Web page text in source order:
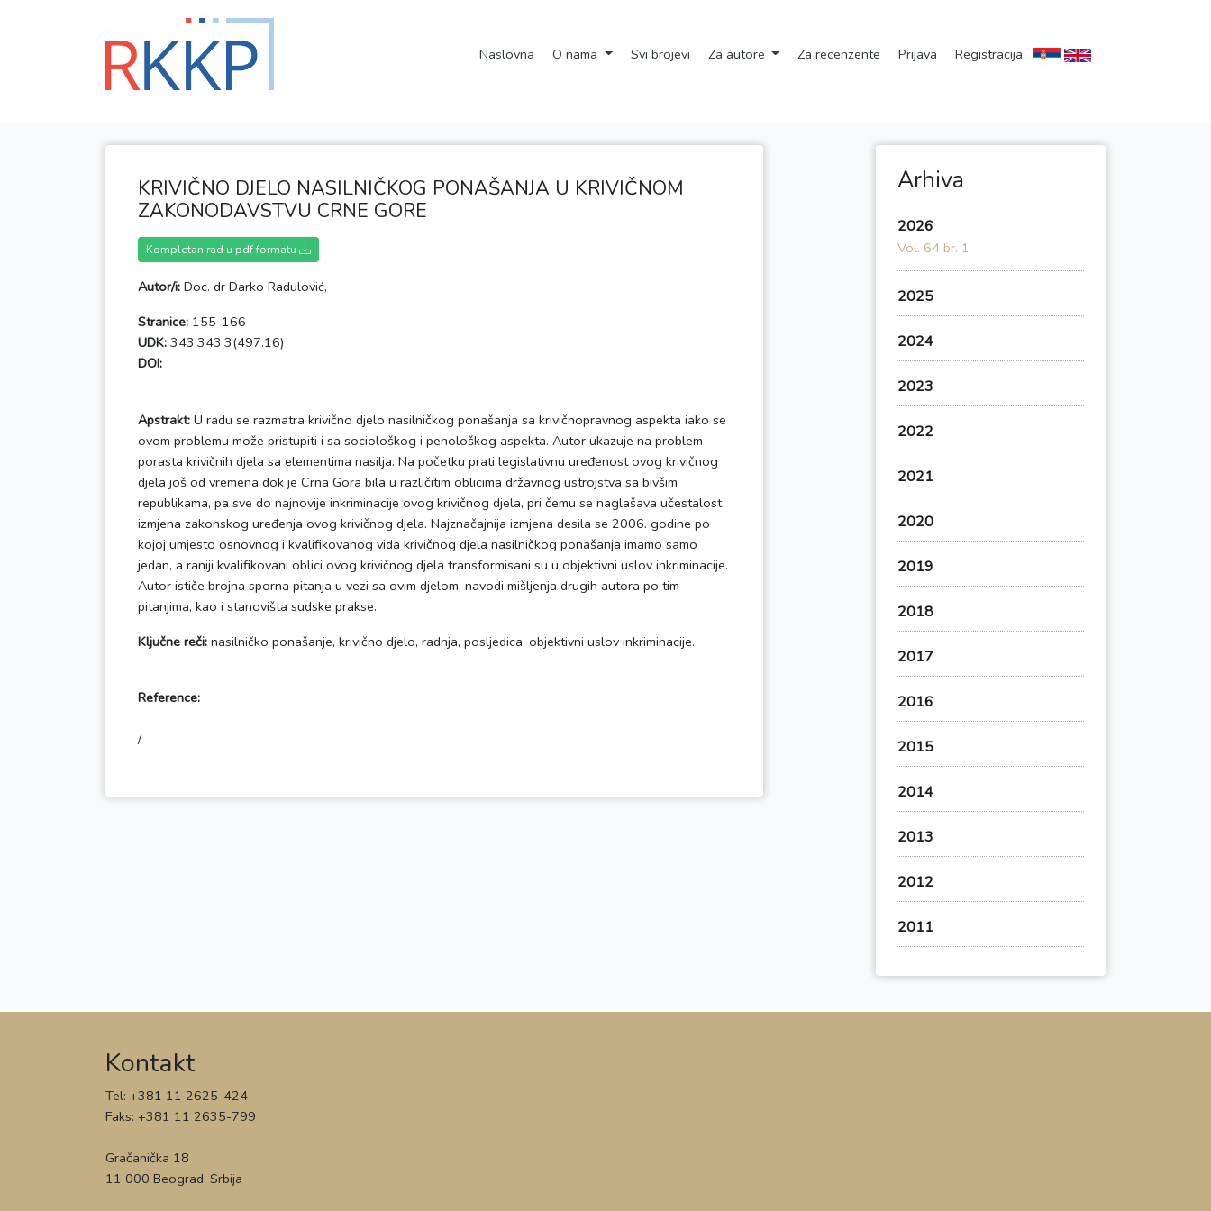
Naslovna O nama Svi brojevi Za autore Za recenzente Prijava Registracija
KRIVIČNO DJELO NASILNIČKOG PONAŠANJA U KRIVIČNOM
ZAKONODAVSTVU CRNE GORE
Kompletan rad u pdf formatu
Autor/i: Doc. dr Darko Radulović,
Stranice: 155-166
UDK: 343.343.3(497.16)
DOI:
Apstrakt: U radu se razmatra krivično djelo nasilničkog ponašanja sa krivičnopravnog aspekta iako se
ovom problemu može pristupiti i sa sociološkog i penološkog aspekta. Autor ukazuje na problem
porasta krivičnih djela sa elementima nasilja. Na početku prati legislativnu uređenost ovog krivičnog
djela još od vremena dok je Crna Gora bila u različitim oblicima državnog ustrojstva sa bivšim
republikama, pa sve do najnovije inkriminacije ovog krivičnog djela, pri čemu se naglašava učestalost
izmjena zakonskog uređenja ovog krivičnog djela. Najznačajnija izmjena desila se 2006. godine po
kojoj umjesto osnovnog i kvalifikovanog vida krivičnog djela nasilničkog ponašanja imamo samo
jedan, a raniji kvalifikovani oblici ovog krivičnog djela transformisani su u objektivni uslov inkriminacije.
Autor ističe brojna sporna pitanja u vezi sa ovim djelom, navodi mišljenja drugih autora po tim
pitanjima, kao i stanovišta sudske prakse.
Ključne reči: nasilničko ponašanje, krivično djelo, radnja, posljedica, objektivni uslov inkriminacije.
Reference:
Arhiva
2026
Vol. 64 br. 1
2025
2024
2023
2022
2021
2020
2019
2018
2017
2016
2015
2014
2013
2012
2011
Kontakt
Tel: +381 11 2625-424
Faks: +381 11 2635-799
Gračanička 18
11 000 Beograd, Srbija